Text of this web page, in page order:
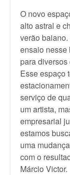
O novo
alto astral e
verão
ensaio nesse
para
Esse espaço
serviço de
um artista,
empresarial
estamos
uma
com o
Márcio Victor.